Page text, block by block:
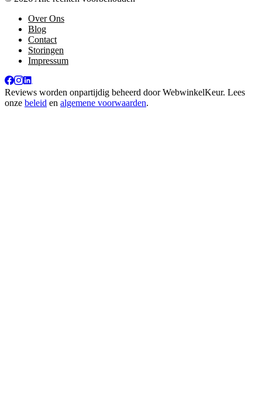
Over Ons
Blog
Contact
Storingen
Impressum
Reviews worden onpartijdig beheerd doorWebwinkelKeur. Lees
onze beleid en algemene voorwaarden.